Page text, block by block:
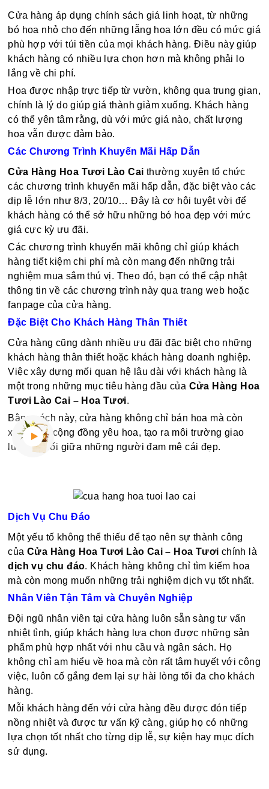
Cửa hàng áp dụng chính sách giá linh hoạt, từ những
bó hoa nhỏ cho đến những lẵng hoa lớn đều có mức giá
phù hợp với túi tiền của mọi khách hàng. Điều này giúp
khách hàng có nhiều lựa chọn hơn mà không phải lo
lắng về chi phí.
Hoa được nhập trực tiếp từ vườn, không qua trung gian,
chính là lý do giúp giá thành giảm xuống. Khách hàng
có thể yên tâm rằng, dù với mức giá nào, chất lượng
hoa vẫn được đảm bảo.
Các Chương Trình Khuyến Mãi Hấp Dẫn
Cửa Hàng Hoa Tươi Lào Cai thường xuyên tổ chức
các chương trình khuyến mãi hấp dẫn, đặc biệt vào các
dịp lễ lớn như 8/3, 20/10… Đây là cơ hội tuyệt vời để
khách hàng có thể sở hữu những bó hoa đẹp với mức
giá cực kỳ ưu đãi.
Các chương trình khuyến mãi không chỉ giúp khách
hàng tiết kiệm chi phí mà còn mang đến những trải
nghiệm mua sắm thú vị. Theo đó, bạn có thể cập nhật
thông tin về các chương trình này qua trang web hoặc
fanpage của cửa hàng.
Đặc Biệt Cho Khách Hàng Thân Thiết
Cửa hàng cũng dành nhiều ưu đãi đặc biệt cho những
khách hàng thân thiết hoặc khách hàng doanh nghiệp.
Việc xây dựng mối quan hệ lâu dài với khách hàng là
một trong những mục tiêu hàng đầu của Cửa Hàng Hoa
Tươi Lào Cai – Hoa Tươi.
Bằng cách này, cửa hàng không chỉ bán hoa mà còn
xây dựng cộng đồng yêu hoa, tạo ra môi trường giao
lưu, kết nối giữa những người đam mê cái đẹp.
Dịch Vụ Chu Đáo
Một yếu tố không thể thiếu để tạo nên sự thành công
của Cửa Hàng Hoa Tươi Lào Cai – Hoa Tươi chính là
dịch vụ chu đáo. Khách hàng không chỉ tìm kiếm hoa
mà còn mong muốn những trải nghiệm dịch vụ tốt nhất.
Nhân Viên Tận Tâm và Chuyên Nghiệp
Đội ngũ nhân viên tại cửa hàng luôn sẵn sàng tư vấn
nhiệt tình, giúp khách hàng lựa chọn được những sản
phẩm phù hợp nhất với nhu cầu và ngân sách. Họ
không chỉ am hiểu về hoa mà còn rất tâm huyết với công
việc, luôn cố gắng đem lại sự hài lòng tối đa cho khách
hàng.
Mỗi khách hàng đến với cửa hàng đều được đón tiếp
nồng nhiệt và được tư vấn kỹ càng, giúp họ có những
lựa chọn tốt nhất cho từng dịp lễ, sự kiện hay mục đích
sử dụng.